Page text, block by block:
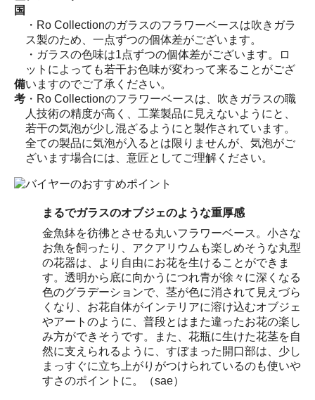
国
備
考
・Ro Collectionのガラスのフラワーベースは吹きガラ
ス製のため、一点ずつの個体差がございます。
・ガラスの色味は1点ずつの個体差がございます。ロ
ットによっても若干お色味が変わって来ることがござ
いますのでご了承ください。
・Ro Collectionのフラワーベースは、吹きガラスの職
人技術の精度が高く、工業製品に見えないようにと、
若干の気泡が少し混ざるようにと製作されています。
全ての製品に気泡が入るとは限りませんが、気泡がご
ざいます場合には、意匠としてご理解ください。
まるでガラスのオブジェのような重厚感
金魚鉢を彷彿とさせる丸いフラワーベース。小さな
お魚を飼ったり、アクアリウムも楽しめそうな丸型
の花器は、より自由にお花を生けることができま
す。透明から底に向かうにつれ青が徐々に深くなる
色のグラデーションで、茎が色に消されて見えづら
くなり、お花自体がインテリアに溶け込むオブジェ
やアートのように、普段とはまた違ったお花の楽し
み方ができそうです。また、花瓶に生けた花茎を自
然に支えられるように、すぼまった開口部は、少し
まっすぐに立ち上がりがつけられているのも使いや
すさのポイントに。（sae）